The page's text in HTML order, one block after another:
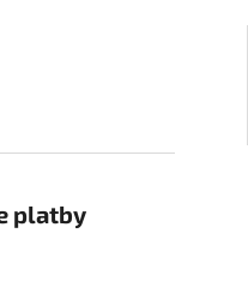
platby
IRISETTE